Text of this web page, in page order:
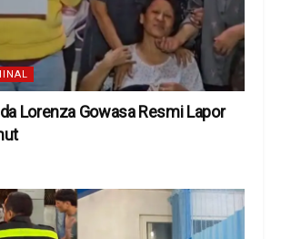
Lorenza Gowasa Resmi Lapor